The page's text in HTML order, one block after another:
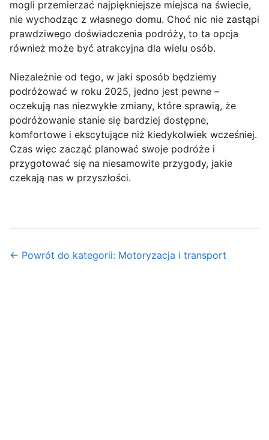
mogli przemierzać najpiękniejsze miejsca na świecie,
nie wychodząc z własnego domu. Choć nic nie zastąpi
prawdziwego doświadczenia podróży, to ta opcja
również może być atrakcyjna dla wielu osób.
Niezależnie od tego, w jaki sposób będziemy
podróżować w roku 2025, jedno jest pewne –
oczekują nas niezwykłe zmiany, które sprawią, że
podróżowanie stanie się bardziej dostępne,
komfortowe i ekscytujące niż kiedykolwiek wcześniej.
Czas więc zacząć planować swoje podróże i
przygotować się na niesamowite przygody, jakie
czekają nas w przyszłości.
← Powrót do kategorii: Motoryzacja i transport